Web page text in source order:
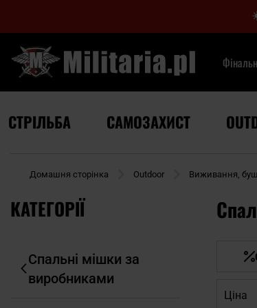
СТРІЛЬБА САМОЗАХИСТ
Домашня сторінка Outdoor Виживання,
КАТЕГОРІЇ
Спальні мішки за
виробниками
Ціна